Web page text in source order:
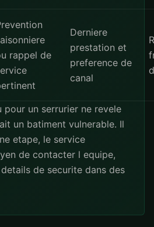
rappel de
Derniere
prestation et
preference de
canal
pour un serrurier ne revele
un batiment vulnerable. Il
etape, le service
de contacter l equipe,
de securite dans des